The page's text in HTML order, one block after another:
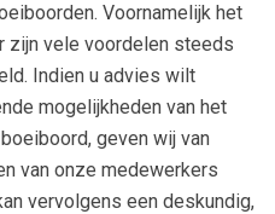
Voornamelijk het
zijn vele voordelen steeds
Indien u advies wilt
mogelijkheden van het
geven wij van
van onze medewerkers
vervolgens een deskundig,